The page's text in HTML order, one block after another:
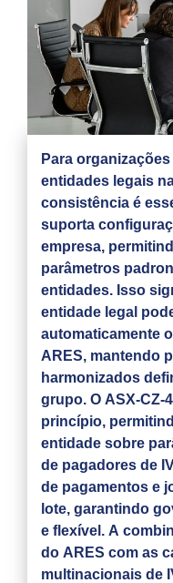
Para
entidades legais
consistência é
suporta
empresa,
parâmetros
entidades. Isso
entidade legal
automaticamente
ARES, mantendo
harmonizados
grupo. O ASX-CZ-
princípio,
entidade sobre
de pagadores de
de pagamentos e
lote, garantindo
e flexível. A
do ARES com as
multinacionais de